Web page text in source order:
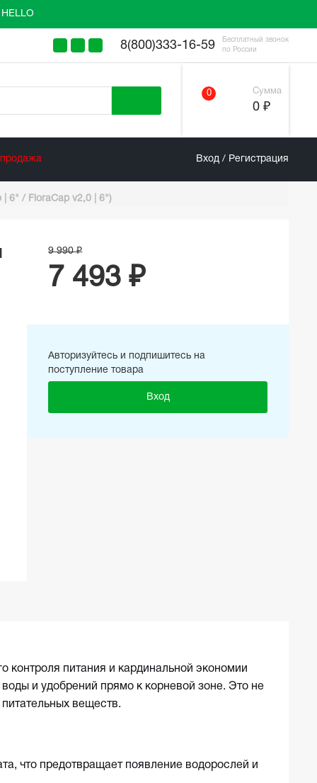
8(800)333-16-59
Бесплатный звонок
по России
0 Сумма
0 ₽
Вход / Регистрация
| 6" / FloraCap v2,0 | 6")
9 990 ₽
7 493 ₽
Авторизуйтесь и подпишитесь на
поступление товара
Вход
контроля питания и кардинальной экономии
и удобрений прямо к корневой зоне. Это не
веществ.
что предотвращает появление водорослей и